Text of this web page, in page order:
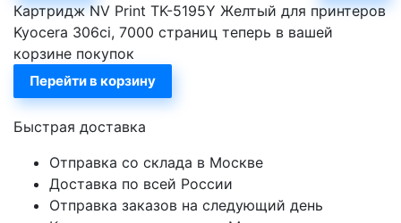
Картридж NV Print TK-5195Y Желтый для принтеров
Kyocera 306ci, 7000 страниц теперь в вашей
корзине покупок
Перейти в корзину
Быстрая доставка
Отправка со склада в Москве
Доставка по всей России
Отправка заказов на следующий день